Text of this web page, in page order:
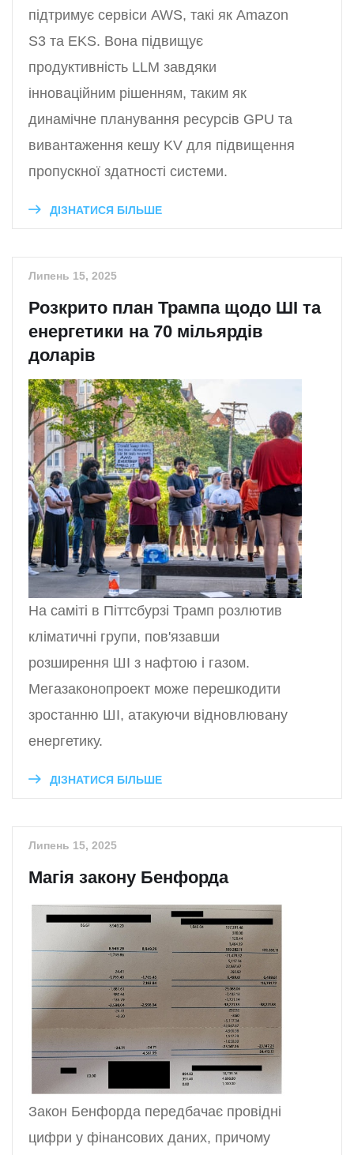
підтримує сервіси AWS, такі як Amazon
S3 та EKS. Вона підвищує
продуктивність LLM завдяки
інноваційним рішенням, таким як
динамічне планування ресурсів GPU та
вивантаження кешу KV для підвищення
пропускної здатності системи.
ДІЗНАТИСЯ БІЛЬШЕ
Липень 15, 2025
Розкрито план Трампа щодо ШІ та
енергетики на 70 мільярдів
доларів
На саміті в Піттсбурзі Трамп розлютив
кліматичні групи, пов'язавши
розширення ШІ з нафтою і газом.
Мегазаконопроект може перешкодити
зростанню ШІ, атакуючи відновлювану
енергетику.
ДІЗНАТИСЯ БІЛЬШЕ
Липень 15, 2025
Магія закону Бенфорда
Закон Бенфорда передбачає провідні
цифри у фінансових даних, причому